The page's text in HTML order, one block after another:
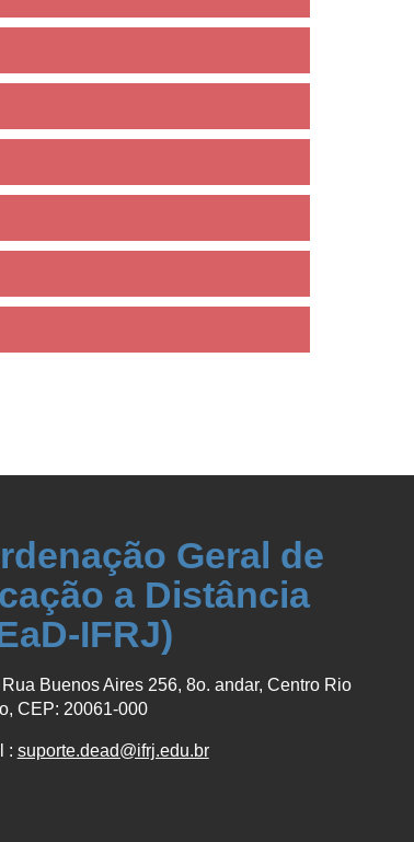
Geral de
a Distância
IFRJ)
Buenos Aires 256, 8o. andar, Centro Rio
CEP: 20061-000
: suporte.dead@ifrj.edu.br